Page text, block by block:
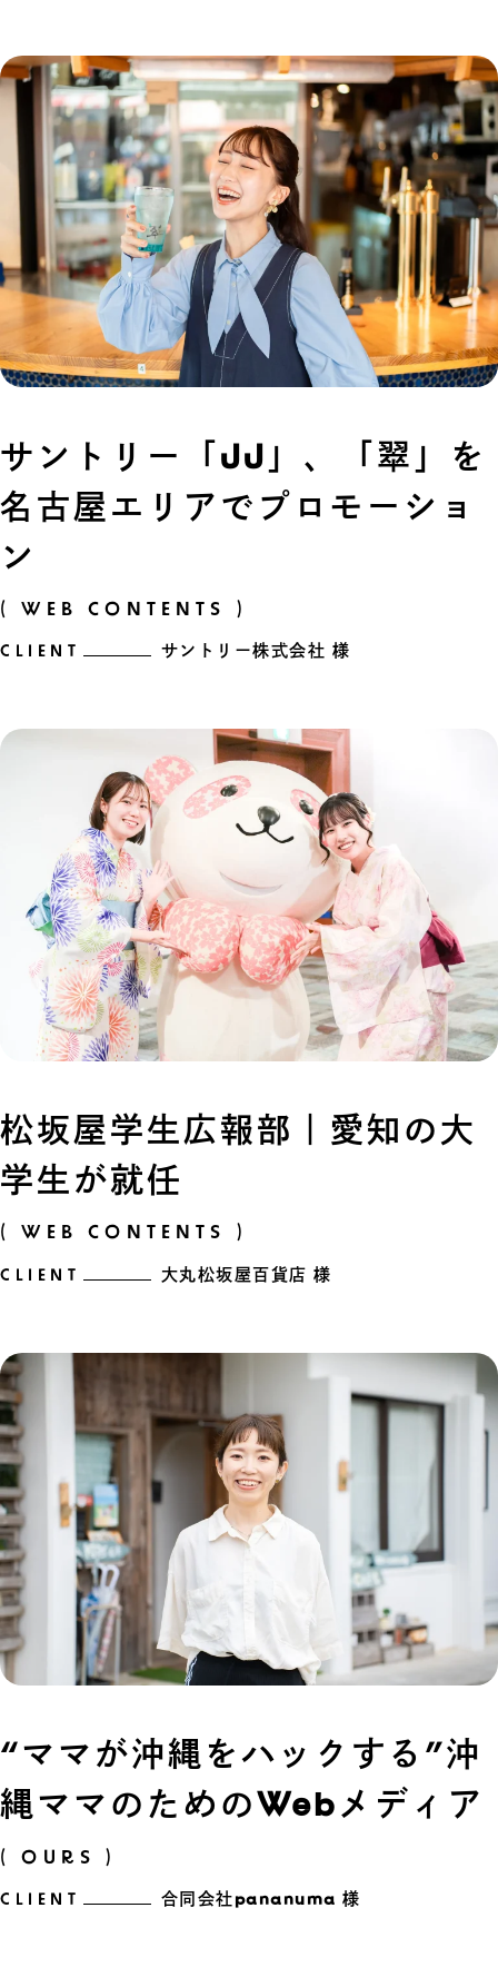
サントリー「JJ」、「翠」を
名古屋エリアでプロモーショ
ン
( WEB CONTENTS )
CLIENT サントリー株式会社 様
松坂屋学生広報部｜愛知の大
学生が就任
( WEB CONTENTS )
CLIENT 大丸松坂屋百貨店 様
“ママが沖縄をハックする”沖
縄ママのためのWebメディア
( OURS )
CLIENT 合同会社pananuma 様